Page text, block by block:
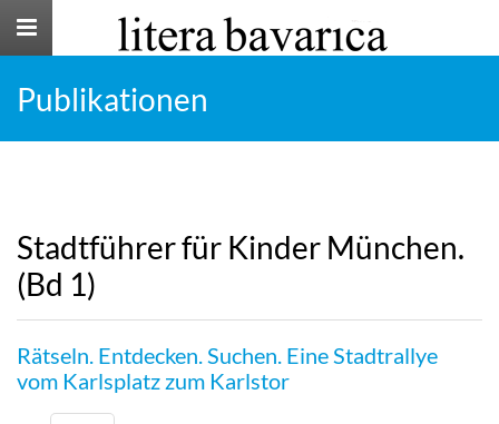
Toggle
Publikationen
Stadtführer für Kinder München.
(Bd 1)
Rätseln. Entdecken. Suchen. Eine Stadtrallye
vom Karlsplatz zum Karlstor